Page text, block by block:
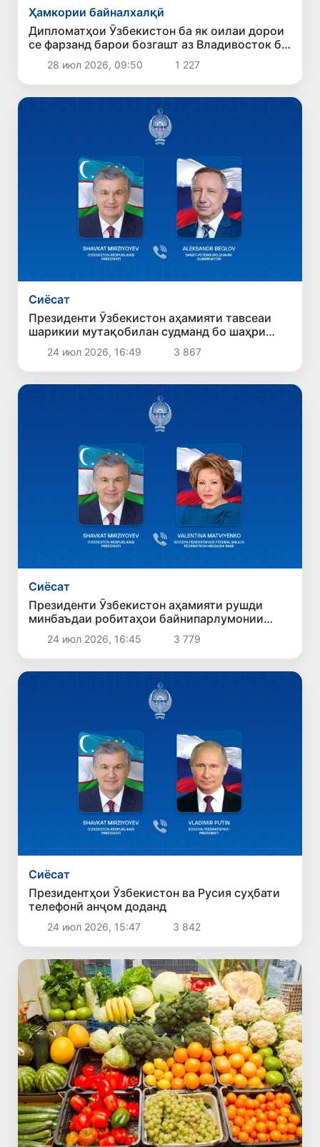
Ҳамкории байналхалқӣ
Дипломатҳои Ӯзбекистон ба як оилаи дорои
се фарзанд барои бозгашт аз Владивосток ба
Ватан кумак карданд
28 июл 2026, 09:50 1 227
Сиёсат
Президенти Ӯзбекистон аҳамияти тавсеаи
шарикии мутақобилан судманд бо шаҳри
Санкт-Петербургро қайд кард
24 июл 2026, 16:49 3 867
Сиёсат
Президенти Ӯзбекистон аҳамияти рушди
минбаъдаи робитаҳои байнипарлумонии
Ӯзбекистону Русияро таъкид кард
24 июл 2026, 16:45 3 779
Сиёсат
Президентҳои Ӯзбекистон ва Русия суҳбати
телефонӣ анҷом доданд
24 июл 2026, 15:47 3 842